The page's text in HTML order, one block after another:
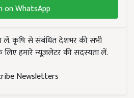
on WhatsApp
लें. कृषि से संबंधित देशभर की सभी
हमारे न्यूज़लेटर की सदस्यता लें.
Newsletters